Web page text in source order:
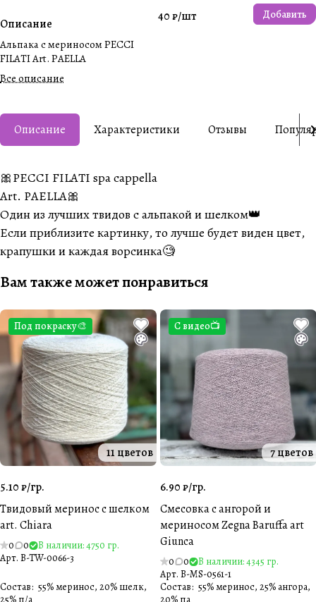
Описание
Альпака с мериносом PECCI
FILATI Art. PAELLA
Все описание
40 ₽/шт Добавить
Описание Характеристики Отзывы
🎀PECCI FILATI spa cappella
Art. PAELLA🎀
Один из лучших твидов с альпакой и шелком👑
Если приблизите картинку, то лучше будет виден цвет,
крапушки и каждая ворсинка🧐
Вам также может понравиться
Под покраску🎨
11 цветов
5.10 ₽/гр.
Твидовый меринос с шелком
art. Chiara
0 0
В наличии: 4750 гр.
Арт. B-TW-0066-3
Состав: 55% меринос, 20% шелк,
С видео📺
7 цветов
6.90 ₽/гр.
Смесовка с ангорой и
мериносом Zegna Baruffa art
Giunca
0 0
В наличии: 4345 гр.
Арт. B-MS-0561-1
Состав: 55% меринос, 25% ангора,